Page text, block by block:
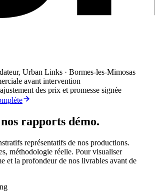
Urban Links · Bormes-les-Mimosas
avant intervention
des prix et promesse signée
rapports démo.
représentatifs de nos productions.
méthodologie réelle. Pour visualiser
et la profondeur de nos livrables avant de